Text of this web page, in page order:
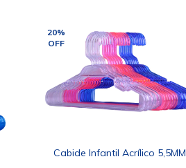
20%
OFF
Cabide Infantil Acrílico 5,5MM